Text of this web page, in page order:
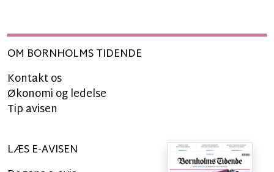
OM BORNHOLMS TIDENDE
Kontakt os
Økonomi og ledelse
Tip avisen
LÆS E-AVISEN